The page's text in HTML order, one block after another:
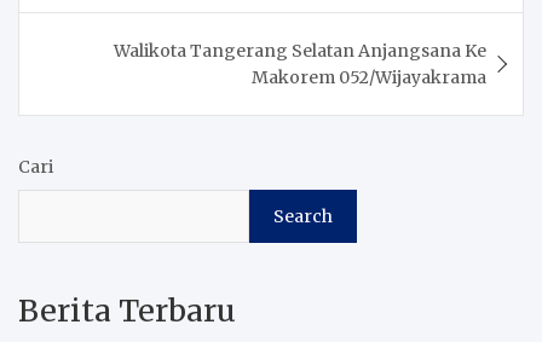
Walikota Tangerang Selatan Anjangsana Ke
Makorem 052/Wijayakrama
Cari
Search
Berita Terbaru